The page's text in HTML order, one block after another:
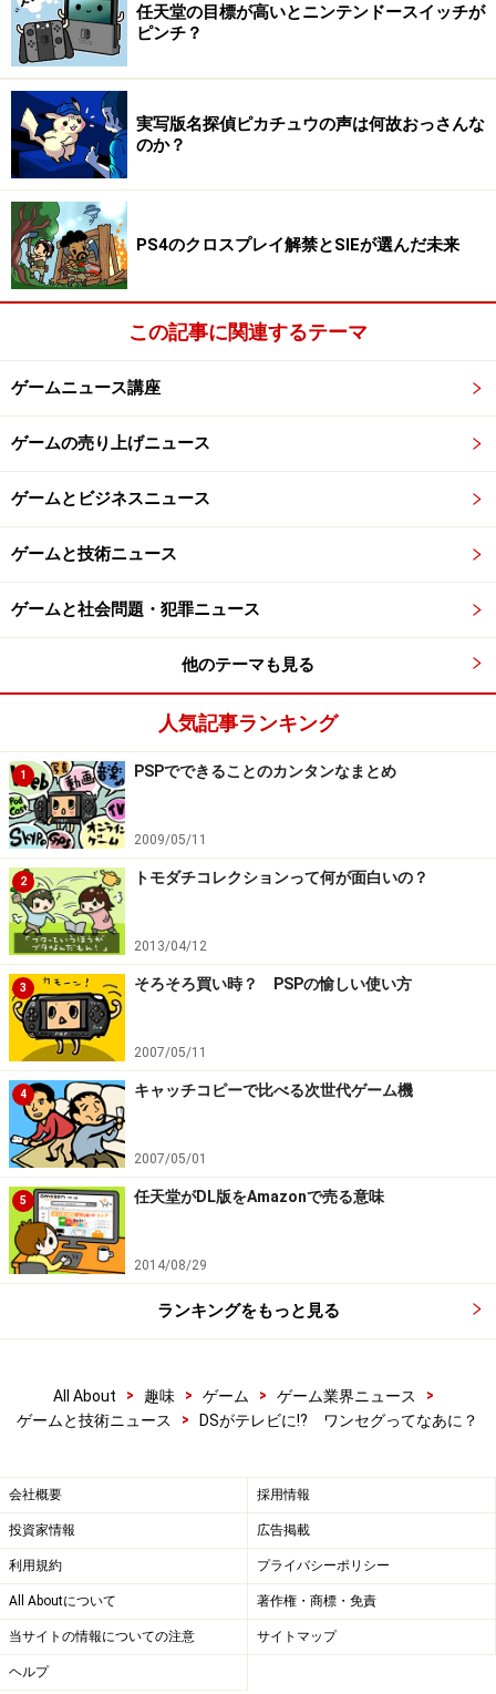
では、ワンセグで何が出来るのでしょうか？
※記事内容は執筆時点のものです。最新の内容をご確認くださ
い。
任天堂の目標が高いとニンテンドースイッチが
ピンチ？
実写版名探偵ピカチュウの声は何故おっさんな
のか？
PS4のクロスプレイ解禁とSIEが選んだ未来
この記事に関連するテーマ
ゲームニュース講座
ゲームの売り上げニュース
ゲームとビジネスニュース
ゲームと技術ニュース
ゲームと社会問題・犯罪ニュース
他のテーマも見る
人気記事ランキング
1 PSPでできることのカンタンなまとめ
2009/05/11
2 トモダチコレクションって何が面白いの？
2013/04/12
3 そろそろ買い時？ PSPの愉しい使い方
2007/05/11
4 キャッチコピーで比べる次世代ゲーム機
2007/05/01
5 任天堂がDL版をAmazonで売る意味
2014/08/29
ランキングをもっと見る
All About > 趣味 > ゲーム > ゲーム業界ニュース
>
ゲームと技術ニュース
> DSがテレビに!? ワンセグってなあに？
会社概要 採用情報
投資家情報 広告掲載
利用規約 プライバシーポリシー
All Aboutについて 著作権・商標・免責
当サイトの情報についての注意 サイトマップ
ヘルプ